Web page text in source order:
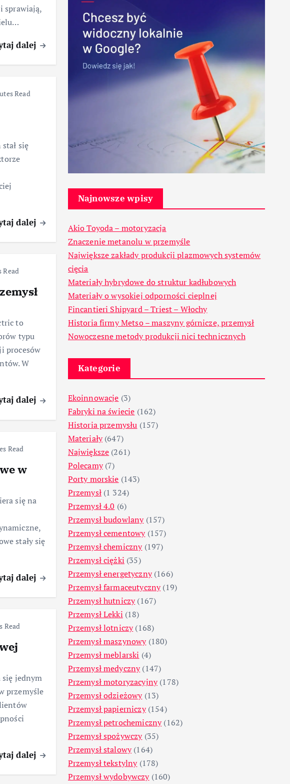
sprawiają,
dalej
Read
się
dalej
Read
to
typu
procesów
W
dalej
Read
w
się na
stały się
dalej
Read
się jednym
przemyśle
dalej
Najnowsze wpisy
Akio Toyoda – motoryzacja
Znaczenie metanolu w przemyśle
Największe zakłady produkcji plazmowych systemów
cięcia
Materiały hybrydowe do struktur kadłubowych
Materiały o wysokiej odporności cieplnej
Fincantieri Shipyard – Triest – Włochy
Historia firmy Metso – maszyny górnicze, przemysł
Nowoczesne metody produkcji nici technicznych
Kategorie
Ekoinnowacje (3)
Fabryki na świecie (162)
Historia przemysłu (157)
Materiały(647)
Największe (261)
Polecamy(7)
Porty morskie (143)
Przemysł(1 324)
Przemysł 4.0 (6)
Przemysł budowlany(157)
Przemysł cementowy(157)
Przemysł chemiczny(197)
Przemysł ciężki (35)
Przemysł energetyczny(166)
Przemysł farmaceutyczny(19)
Przemysł hutniczy(167)
Przemysł Lekki (18)
Przemysł lotniczy(168)
Przemysł maszynowy(180)
Przemysł meblarski (4)
Przemysł medyczny(147)
Przemysł motoryzacyjny(178)
Przemysł odzieżowy(13)
Przemysł papierniczy(154)
Przemysł petrochemiczny(162)
Przemysł spożywczy(35)
Przemysł stalowy(164)
Przemysł tekstylny(178)
Przemysł wydobywczy(160)